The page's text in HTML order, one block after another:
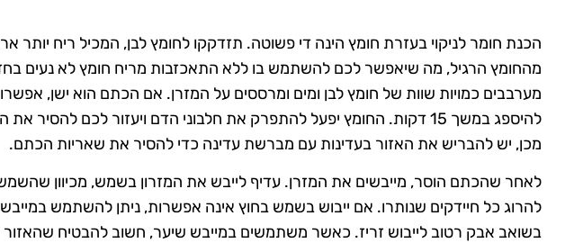
הכנת חומר לניקוי בעזרת חומץ הינה די פשוטה. תזדקקו לחומץ לבן, המכיל ריח יותר
מהחומץ הרגיל, מה שיאפשר לכם להשתמש בו ללא התאכזבות מריח חומץ לא נעים
מערבבים כמויות שוות של חומץ לבן ומים ומרססים על המזרן. אם הכתם הוא ישן,
להיספג במשך 15 דקות. החומץ יפעל להתפרק את חלבוני הדם ויעזור לכם להסיר
מכן, יש להבריש את האזור בעדינות עם מברשת עדינה כדי להסיר את שאריות הכתם.
לאחר שהכתם הוסר, מייבשים את המזרן. עדיף לייבש את המזרון בשמש, מכיוון
להרוג כל חיידקים שנותרו. אם ייבוש בשמש בחוץ אינה אפשרות, ניתן להשתמש
בשואב אבק רטוב לייבוש זריז. כאשר משתמשים במייבש שיער, חשוב להבטיח שהאזור